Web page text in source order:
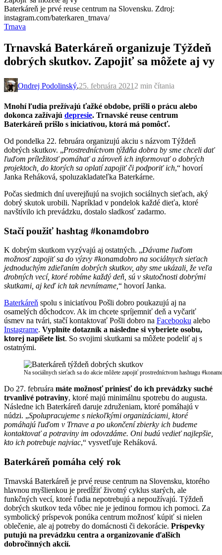
Baterkáreň je prvé reuse centrum na Slovensku. Zdroj:
instagram.com/baterkaren_trnava/
Trnava
Trnavská Baterkáreň organizuje Týždeň
dobrých skutkov. Zapojiť sa môžete aj vy
Ondrej Podolinský,25. februára 2021 2 min čítania
Mnohí ľudia prežívajú ťažké obdobe, prišli o prácu alebo
dokonca zažívajú depresie. Trnavské reuse centrum
Baterkáreň prišlo s iniciatívou, ktorá má pomôcť.
Od pondelka 22. februára organizujú akciu s názvom Týždeň
dobrých skutkov. „Prostredníctvom týždňa dobra by sme chceli dať
ľuďom príležitosť pomáhať a zároveň ich informovať o dobrých
projektoch, do ktorých sa oplatí zapojiť či podporiť ich,“ hovorí
Janka Reháková, spoluzakladateľka Baterkárne.
Počas siedmich dní uverejňujú na svojich sociálnych sieťach, aký
dobrý skutok urobili. Napríklad v pondelok každé dieťa, ktoré
navštívilo ich prevádzku, dostalo sladkosť zadarmo.
Stačí použiť hashtag #konamdobro
K dobrým skutkom vyzývajú aj ostatných. „Dávame ľuďom
možnosť zapojiť sa do výzvy #konamdobro na sociálnych sieťach
jednoduchým zdieľaním dobrých skutkov, aby sme ukázali, že veľa
drobných vecí, ktoré robíme každý deň, sú v skutočnosti dobrými
skutkami, aj keď ich tak nevnímame, “ hovorí Janka.
Baterkáreň spolu s iniciatívou Pošli dobro poukazujú aj na
osamelých dôchodcov. Ak im chcete spríjemniť deň a vyčariť
úsmev na tvári, stačí kontaktovať Pošli dobro na Facebooku alebo
Instagrame. Vyplníte dotazník a následne si vyberiete osobu,
ktorej napíšete list. So svojimi skutkami sa môžete podeliť aj s
ostatnými.
Na sociálnych sieťach sa do akcie môžete zapojiť prostredníctvom hashtagu
Do 27. februára máte možnosť priniesť do ich prevádzky suché
trvanlivé potraviny, ktoré majú minimálnu spotrebu do augusta.
Následne ich Baterkáreň daruje združeniam, ktoré pomáhajú v
núdzi. „Spolupracujeme s niekoľkými organizáciami, ktoré
pomáhajú ľuďom v Trnave a po ukončení zbierky ich budeme
kontaktovať a potraviny im odovzdáme. Oni budú vedieť najlepšie,
kto ich potrebuje najviac,“ vysvetľuje Reháková.
Baterkáreň pomáha celý rok
Trnavská Baterkáreň je prvé reuse centrum na Slovensku, ktorého
hlavnou myšlienkou je predĺžiť životný cyklus starých, ale
funkčných vecí, ktoré ľudia nepotrebujú a nepoužívajú. Týždeň
dobrých skutkov teda vôbec nie je jedinou formou ich pomoci. Za
symbolický príspevok ponúka centrum možnosť kúpiť si nielen
oblečenie, ale aj potreby do domácnosti či dekorácie. Príspevky
putujú na prevádzku centra a organizovanie ďalších
dobročinných akcií.